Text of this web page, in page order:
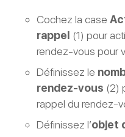
Cochez la case
rappel (1) pour
rendez-vous pour
Définissez le
rendez-vous (2)
rappel du rendez-
Définissez l’objet